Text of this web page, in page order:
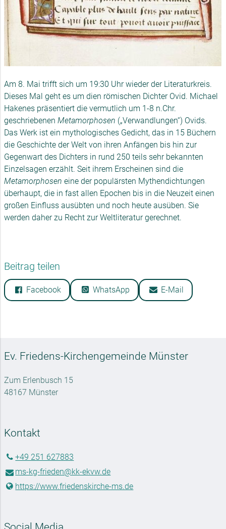
Am 8. Mai trifft sich um 19:30 Uhr wieder der Literaturkreis.
Dieses Mal geht es um dien römischen Dichter Ovid. Michael
Hakenes präsentiert die vermutlich um 1-8 n.Chr.
geschriebenen Metamorphosen („Verwandlungen“) Ovids.
Das Werk ist ein mythologisches Gedicht, das in 15 Büchern
die Geschichte der Welt von ihren Anfängen bis hin zur
Gegenwart des Dichters in rund 250 teils sehr bekannten
Einzelsagen erzählt. Seit ihrem Erscheinen sind die
Metamorphosen eine der populärsten Mythendichtungen
überhaupt, die in fast allen Epochen bis in die Neuzeit einen
großen Einfluss ausübten und noch heute ausüben. Sie
werden daher zu Recht zur Weltliteratur gerechnet.
Beitrag teilen
Facebook WhatsApp E-Mail
Ev. Friedens-Kirchengemeinde Münster
Zum Erlenbusch 15
48167 Münster
Kontakt
+49 251 627883
ms-kg-frieden@​kk-ekvw.​de
https://www.​friedenskirche-ms.​de